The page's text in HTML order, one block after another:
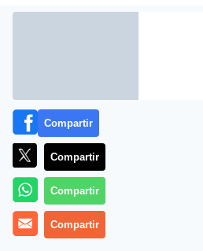
Más información
Compartir
Compartir
Compartir
Compartir